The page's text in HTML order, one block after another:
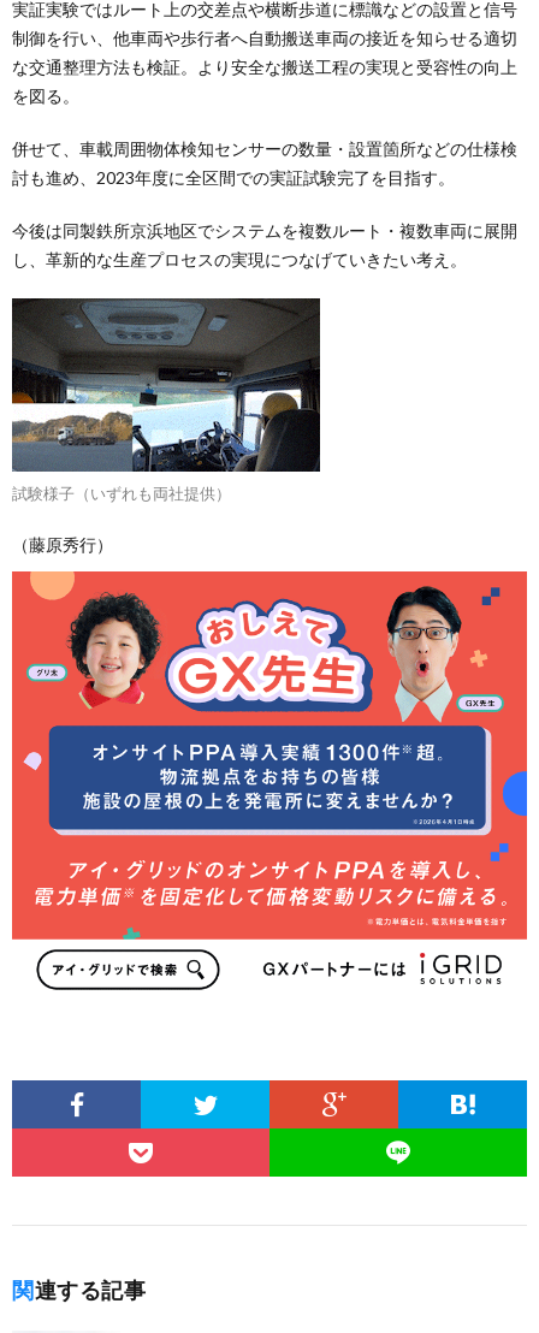
実証実験ではルート上の交差点や横断歩道に標識などの設置と信号
制御を行い、他車両や歩行者へ自動搬送車両の接近を知らせる適切
な交通整理方法も検証。より安全な搬送工程の実現と受容性の向上
を図る。
併せて、車載周囲物体検知センサーの数量・設置箇所などの仕様検
討も進め、2023年度に全区間での実証試験完了を目指す。
今後は同製鉄所京浜地区でシステムを複数ルート・複数車両に展開
し、革新的な生産プロセスの実現につなげていきたい考え。
試験様子（いずれも両社提供）
（藤原秀行）
関連する記事